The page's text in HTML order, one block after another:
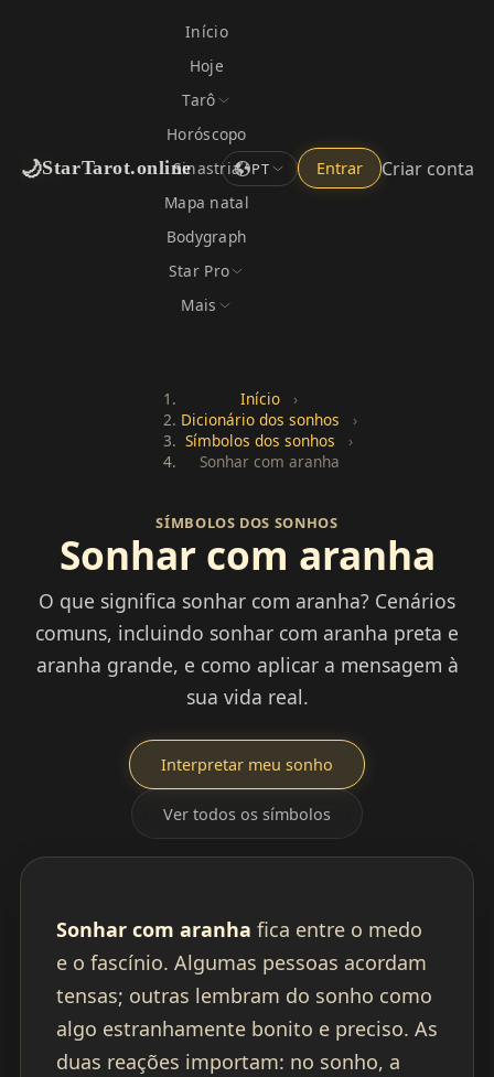
🌙StarTarot.online
Início
Hoje
Tarô
Horóscopo
Sinastria
Mapa natal
Bodygraph
Star Pro
Mais
PT Entrar Criar conta
Início
›
Dicionário dos sonhos
›
Símbolos dos sonhos
›
Sonhar com aranha
SÍMBOLOS DOS SONHOS
Sonhar com aranha
O que significa sonhar com aranha? Cenários
comuns, incluindo sonhar com aranha preta e
aranha grande, e como aplicar a mensagem à
sua vida real.
Interpretar meu sonho
Ver todos os símbolos
Sonhar com aranha fica entre o medo
e o fascínio. Algumas pessoas acordam
tensas; outras lembram do sonho como
algo estranhamente bonito e preciso. As
duas reações importam: no sonho, a